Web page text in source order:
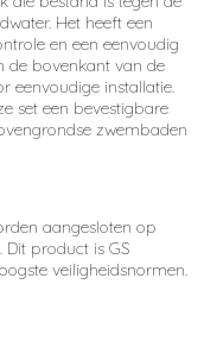
Het heeft een
en een eenvoudig
de bovenkant van de
eenvoudige installatie.
set een bevestigbare
zwembaden
aangesloten op
product is GS
veiligheidsnormen.